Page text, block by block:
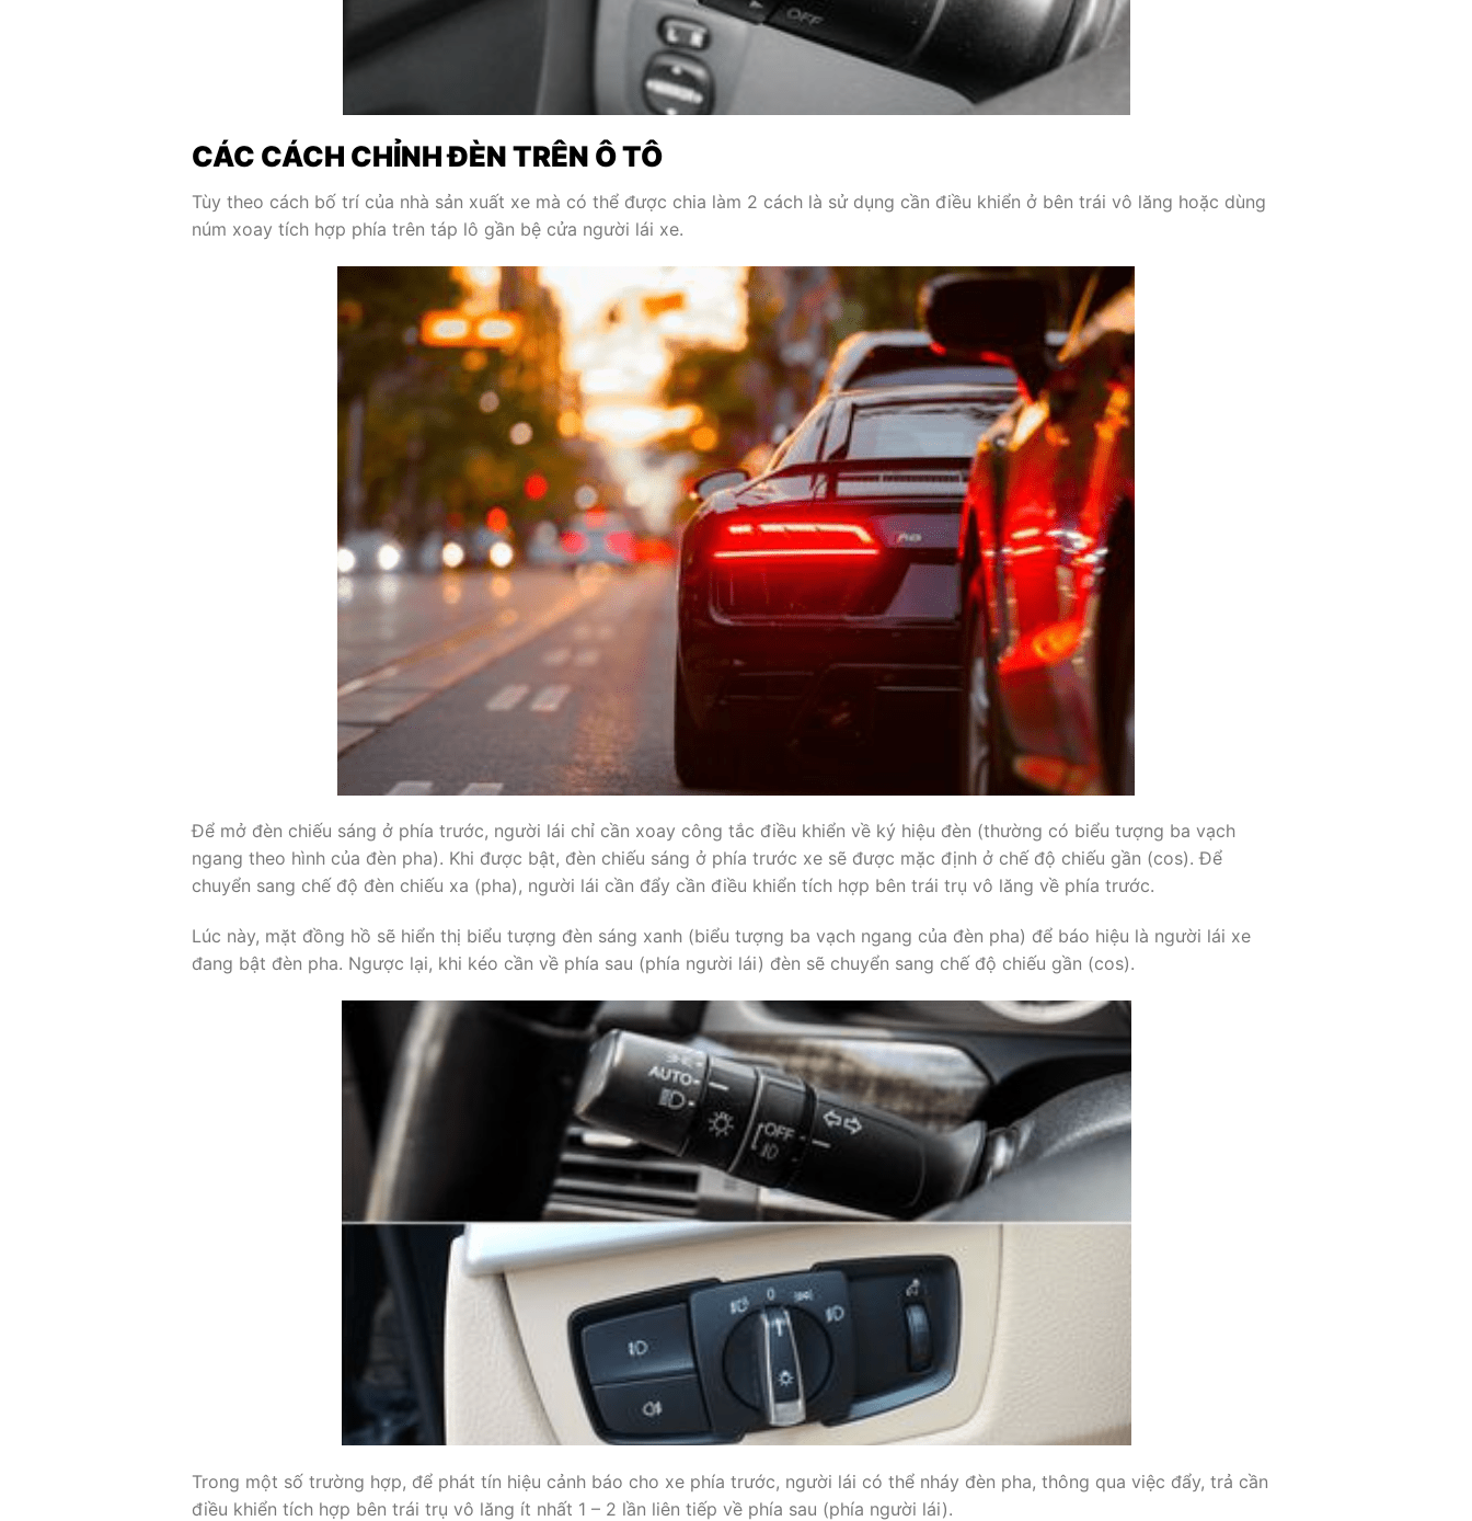
CÁC CÁCH CHỈNH ĐÈN TRÊN Ô TÔ
Tùy theo cách bố trí của nhà sản xuất xe mà có thể được chia làm 2 cách là sử dụng cần điều khiển ở bên trái vô lăng hoặc dùng
núm xoay tích hợp phía trên táp lô gần bệ cửa người lái xe.
Để mở đèn chiếu sáng ở phía trước, người lái chỉ cần xoay công tắc điều khiển về ký hiệu đèn (thường có biểu tượng ba vạch
ngang theo hình của đèn pha). Khi được bật, đèn chiếu sáng ở phía trước xe sẽ được mặc định ở chế độ chiếu gần (cos). Để
chuyển sang chế độ đèn chiếu xa (pha), người lái cần đẩy cần điều khiển tích hợp bên trái trụ vô lăng về phía trước.
Lúc này, mặt đồng hồ sẽ hiển thị biểu tượng đèn sáng xanh (biểu tượng ba vạch ngang của đèn pha) để báo hiệu là người lái xe
đang bật đèn pha. Ngược lại, khi kéo cần về phía sau (phía người lái) đèn sẽ chuyển sang chế độ chiếu gần (cos).
Trong một số trường hợp, để phát tín hiệu cảnh báo cho xe phía trước, người lái có thể nháy đèn pha, thông qua việc đẩy, trả cần
điều khiển tích hợp bên trái trụ vô lăng ít nhất 1 – 2 lần liên tiếp về phía sau (phía người lái).